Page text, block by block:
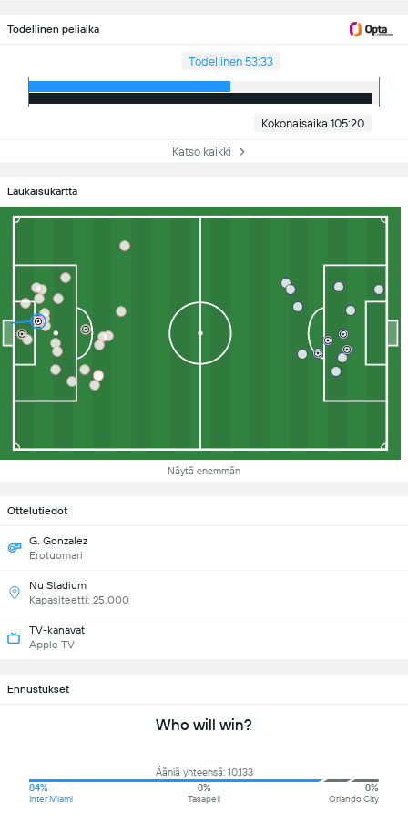
Todellinen peliaika
Todellinen 53:33
Kokonaisaika 105:20
Katso kaikki
Laukaisukartta
Näytä enemmän
Ottelutiedot
G. Gonzalez
Erotuomari
Nu Stadium
Kapasiteetti: 25,000
TV-kanavat
Apple TV
Ennustukset
Who will win?
Ääniä yhteensä: 10,133
84%
Inter Miami
8%
Tasapeli
8%
Orlando City